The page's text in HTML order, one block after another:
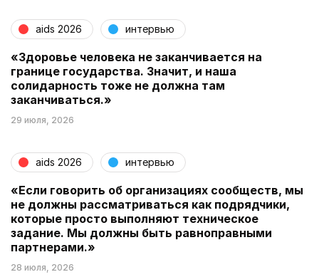
aids 2026 интервью
«Здоровье человека не заканчивается на
границе государства. Значит, и наша
солидарность тоже не должна там
заканчиваться.»
29 июля, 2026
aids 2026 интервью
«Если говорить об организациях сообществ, мы
не должны рассматриваться как подрядчики,
которые просто выполняют техническое
задание. Мы должны быть равноправными
партнерами.»
28 июля, 2026